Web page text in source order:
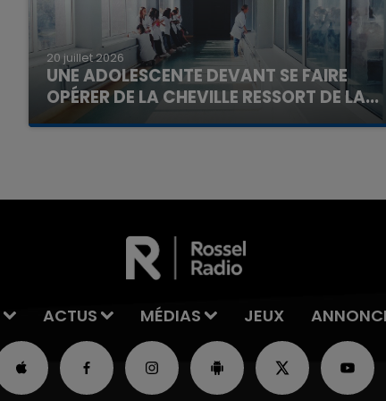
20 juillet 2026
UNE ADOLESCENTE DEVANT SE FAIRE
OPÉRER DE LA CHEVILLE RESSORT DE LA...
La famille a porté plainte contre la clinique qui a
ACTUS MÉDIAS JEUX